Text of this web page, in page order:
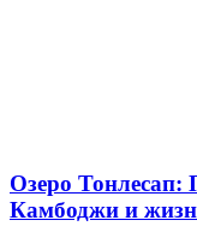
Озеро Тонлесап:
Камбоджи и